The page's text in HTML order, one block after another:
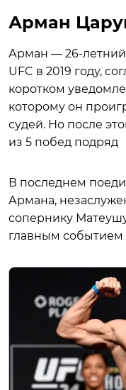
Арман
Арман — 26-
UFC в 2019 году,
коротком
которому он
судей. Но после
из 5 побед подряд
В последнем
Армана,
сопернику
главным событием